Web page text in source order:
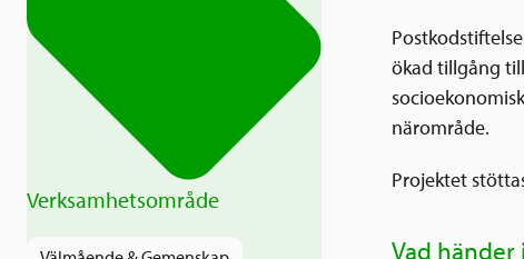
Verksamhetsområde
ökad tillgång
närområde.
Projektet
Vad